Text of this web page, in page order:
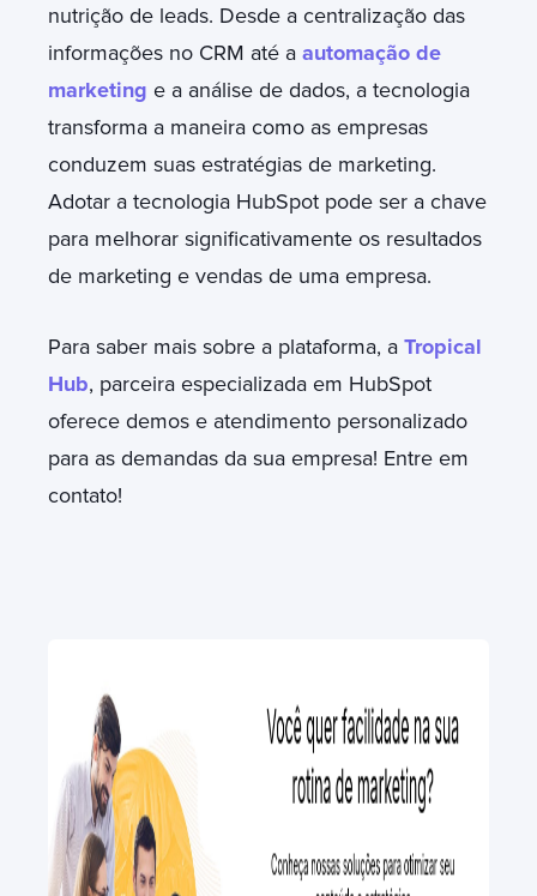
nutrição de leads. Desde a centralização das
informações no CRM até a automação de
marketing e a análise de dados, a tecnologia
transforma a maneira como as empresas
conduzem suas estratégias de marketing.
Adotar a tecnologia HubSpot pode ser a chave
para melhorar significativamente os resultados
de marketing e vendas de uma empresa.
Para saber mais sobre a plataforma, a Tropical
Hub, parceira especializada em HubSpot
oferece demos e atendimento personalizado
para as demandas da sua empresa! Entre em
contato!